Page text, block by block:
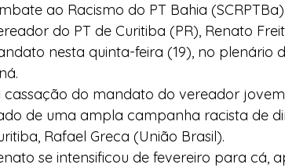
Agricultura Familiar Defesa
Alimentar
ao Racismo do PT Bahia
do PT de Curitiba (PR), Renato
nesta quinta-feira (19), no plenário
cassação do mandato do vereador
de uma ampla campanha racista de
Rafael Greca (União Brasil).
se intensificou de fevereiro para cá,